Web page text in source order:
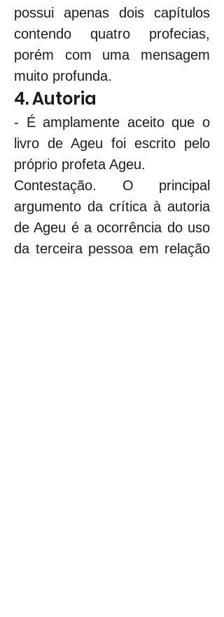
possui apenas dois capítulos
contendo quatro profecias,
porém com uma mensagem
muito profunda.
4. Autoria
- É amplamente aceito que o
livro de Ageu foi escrito pelo
próprio profeta Ageu.
Contestação. O principal
argumento da crítica à autoria
de Ageu é a ocorrência do uso
da terceira pessoa em relação